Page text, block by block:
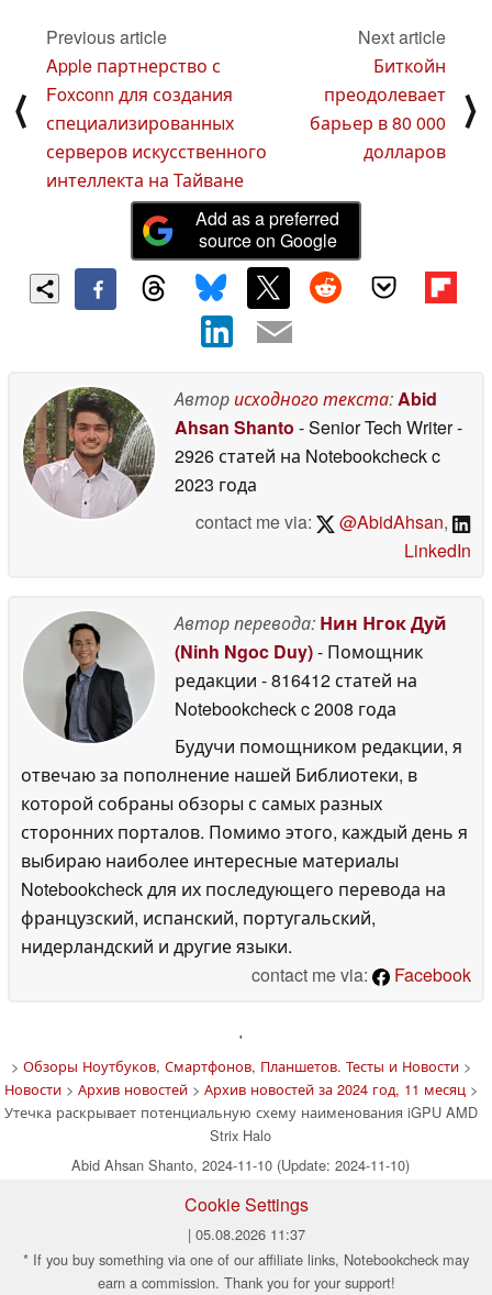
2024
⟨
Previous article
Apple партнерство с
Foxconn для создания
специализированных
серверов искусственного
интеллекта на Тайване
Next article
Биткойн
преодолевает
барьер в 80 000
долларов
⟩
Add as a preferred
source on Google
Авторисходного текста:Abid
Ahsan Shanto - Senior Tech Writer-
2926 статей на Notebookcheckc
2023 года
contact me via:
@AbidAhsan,
LinkedIn
Автор перевода: Нин Нгок Дуй
(Ninh Ngoc Duy)- Помощник
редакции - 816412 статей на
Notebookcheckc 2008 года
Будучи помощником редакции, я
отвечаю за пополнение нашей Библиотеки, в
которой собраны обзоры с самых разных
сторонних порталов. Помимо этого, каждый день я
выбираю наиболее интересные материалы
Notebookcheck для их последующего перевода на
французский, испанский, португальский,
нидерландский и другие языки.
contact me via:
Facebook
'
> Обзоры Ноутбуков, Смартфонов, Планшетов. Тесты и Новости>
Новости> Архив новостей> Архив новостей за 2024 год, 11 месяц>
Утечка раскрывает потенциальную схему наименования iGPU AMD
Strix Halo
Abid Ahsan Shanto, 2024-11-10 (Update: 2024-11-10)
Cookie Settings
| 05.08.2026 11:37
* If you buy something via one of our affiliate links, Notebookcheck may
earn a commission. Thank you for your support!